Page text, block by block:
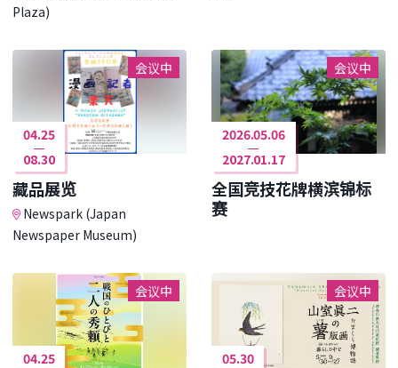
Plaza)
会议中
04.25
08.30
藏品展览
Newspark (Japan
Newspaper Museum)
会议中
2026.05.06
2027.01.17
全国竞技花牌横滨锦标
赛
会议中
04.25
会议中
05.30